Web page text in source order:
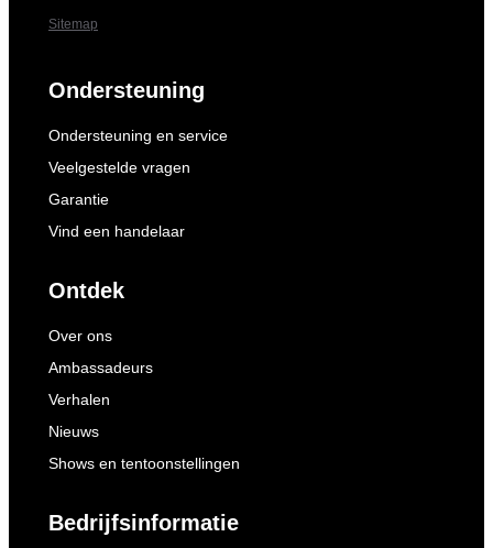
Sitemap
Ondersteuning
Ondersteuning en service
Veelgestelde vragen
Garantie
Vind een handelaar
Ontdek
Over ons
Ambassadeurs
Verhalen
Nieuws
Shows en tentoonstellingen
Bedrijfsinformatie